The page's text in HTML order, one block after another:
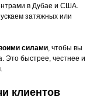
в Дубае и США.
затяжных или
силами, чтобы вы
Это быстрее, честнее и
клиентов